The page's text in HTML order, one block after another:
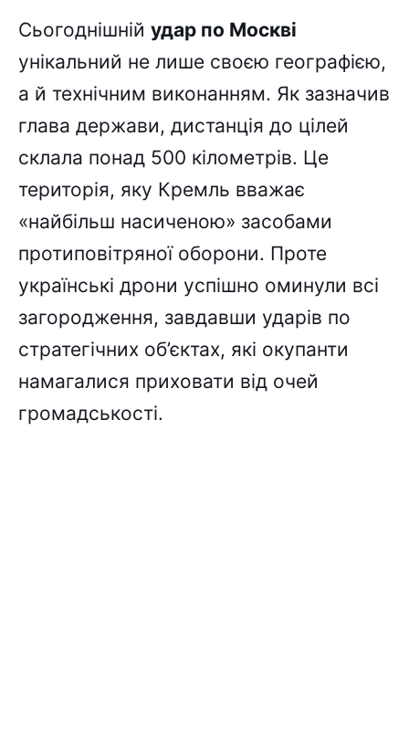
Сьогоднішній удар по Москві
унікальний не лише своєю географією,
а й технічним виконанням. Як зазначив
глава держави, дистанція до цілей
склала понад 500 кілометрів. Це
територія, яку Кремль вважає
«найбільш насиченою» засобами
протиповітряної оборони. Проте
українські дрони успішно оминули всі
загородження, завдавши ударів по
стратегічних об’єктах, які окупанти
намагалися приховати від очей
громадськості.